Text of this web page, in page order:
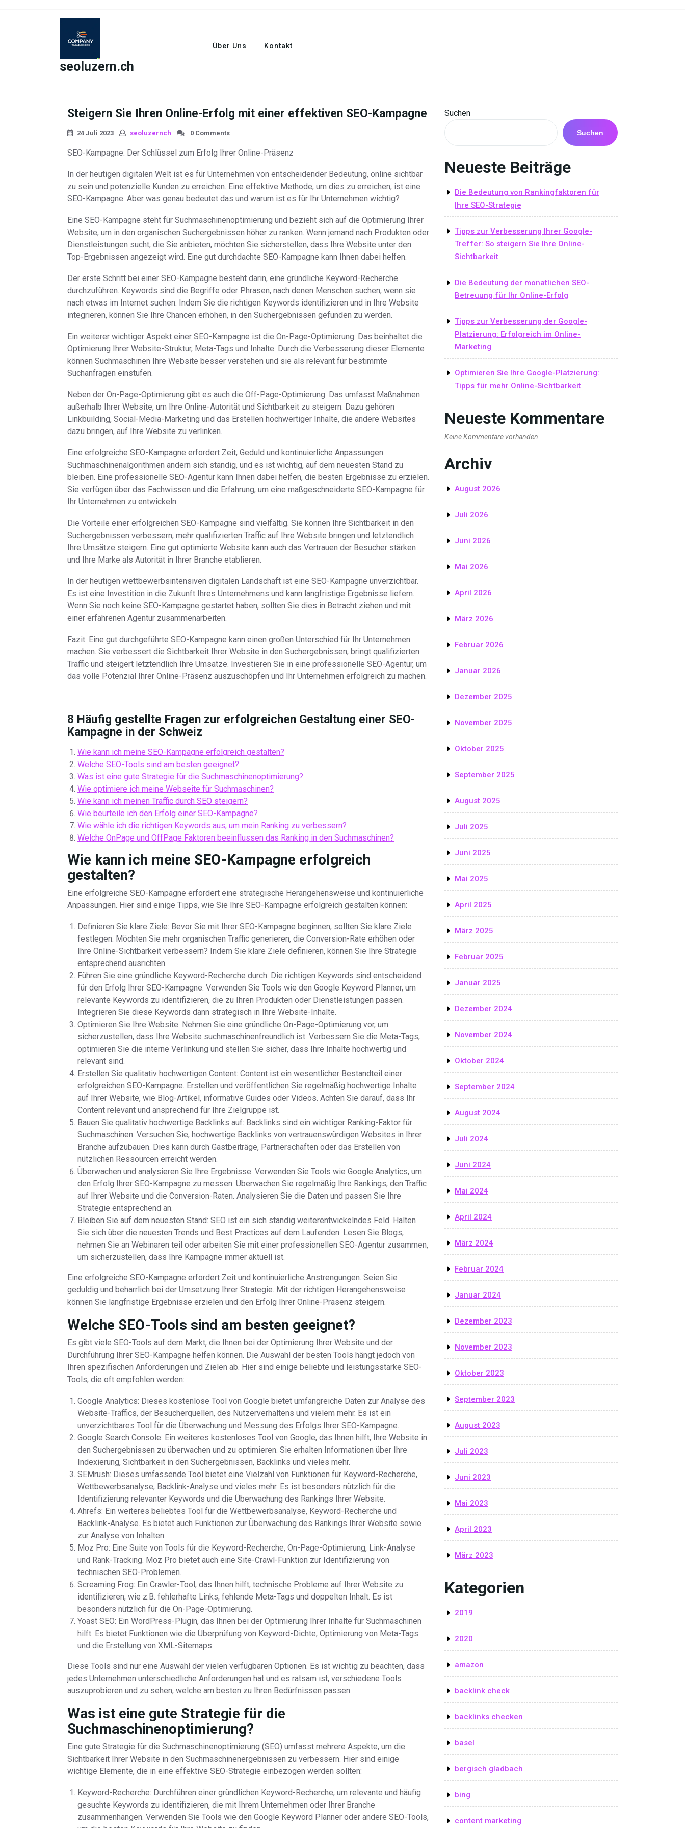
seoluzern.ch
Über Uns Kontakt
Steigern Sie Ihren Online-Erfolg mit einer effektiven SEO-Kampagne
24 Juli 2023 seoluzernch 0 Comments
SEO-Kampagne: Der Schlüssel zum Erfolg Ihrer Online-Präsenz
In der heutigen digitalen Welt ist es für Unternehmen von entscheidender Bedeutung, online sichtbar
zu sein und potenzielle Kunden zu erreichen. Eine effektive Methode, um dies zu erreichen, ist eine
SEO-Kampagne. Aber was genau bedeutet das und warum ist es für Ihr Unternehmen wichtig?
Eine SEO-Kampagne steht für Suchmaschinenoptimierung und bezieht sich auf die Optimierung Ihrer
Website, um in den organischen Suchergebnissen höher zu ranken. Wenn jemand nach Produkten oder
Dienstleistungen sucht, die Sie anbieten, möchten Sie sicherstellen, dass Ihre Website unter den
Top-Ergebnissen angezeigt wird. Eine gut durchdachte SEO-Kampagne kann Ihnen dabei helfen.
Der erste Schritt bei einer SEO-Kampagne besteht darin, eine gründliche Keyword-Recherche
durchzuführen. Keywords sind die Begriffe oder Phrasen, nach denen Menschen suchen, wenn sie
nach etwas im Internet suchen. Indem Sie die richtigen Keywords identifizieren und in Ihre Website
integrieren, können Sie Ihre Chancen erhöhen, in den Suchergebnissen gefunden zu werden.
Ein weiterer wichtiger Aspekt einer SEO-Kampagne ist die On-Page-Optimierung. Das beinhaltet die
Optimierung Ihrer Website-Struktur, Meta-Tags und Inhalte. Durch die Verbesserung dieser Elemente
können Suchmaschinen Ihre Website besser verstehen und sie als relevant für bestimmte
Suchanfragen einstufen.
Neben der On-Page-Optimierung gibt es auch die Off-Page-Optimierung. Das umfasst Maßnahmen
außerhalb Ihrer Website, um Ihre Online-Autorität und Sichtbarkeit zu steigern. Dazu gehören
Linkbuilding, Social-Media-Marketing und das Erstellen hochwertiger Inhalte, die andere Websites
dazu bringen, auf Ihre Website zu verlinken.
Eine erfolgreiche SEO-Kampagne erfordert Zeit, Geduld und kontinuierliche Anpassungen.
Suchmaschinenalgorithmen ändern sich ständig, und es ist wichtig, auf dem neuesten Stand zu
bleiben. Eine professionelle SEO-Agentur kann Ihnen dabei helfen, die besten Ergebnisse zu erzielen.
Sie verfügen über das Fachwissen und die Erfahrung, um eine maßgeschneiderte SEO-Kampagne für
Ihr Unternehmen zu entwickeln.
Die Vorteile einer erfolgreichen SEO-Kampagne sind vielfältig. Sie können Ihre Sichtbarkeit in den
Suchergebnissen verbessern, mehr qualifizierten Traffic auf Ihre Website bringen und letztendlich
Ihre Umsätze steigern. Eine gut optimierte Website kann auch das Vertrauen der Besucher stärken
und Ihre Marke als Autorität in Ihrer Branche etablieren.
In der heutigen wettbewerbsintensiven digitalen Landschaft ist eine SEO-Kampagne unverzichtbar.
Es ist eine Investition in die Zukunft Ihres Unternehmens und kann langfristige Ergebnisse liefern.
Wenn Sie noch keine SEO-Kampagne gestartet haben, sollten Sie dies in Betracht ziehen und mit
einer erfahrenen Agentur zusammenarbeiten.
Fazit: Eine gut durchgeführte SEO-Kampagne kann einen großen Unterschied für Ihr Unternehmen
machen. Sie verbessert die Sichtbarkeit Ihrer Website in den Suchergebnissen, bringt qualifizierten
Traffic und steigert letztendlich Ihre Umsätze. Investieren Sie in eine professionelle SEO-Agentur, um
das volle Potenzial Ihrer Online-Präsenz auszuschöpfen und Ihr Unternehmen erfolgreich zu machen.
8 Häufig gestellte Fragen zur erfolgreichen Gestaltung einer SEO-
Kampagne in der Schweiz
Wie kann ich meine SEO-Kampagne erfolgreich gestalten?
Welche SEO-Tools sind am besten geeignet?
Was ist eine gute Strategie für die Suchmaschinenoptimierung?
Wie optimiere ich meine Webseite für Suchmaschinen?
Wie kann ich meinen Traffic durch SEO steigern?
Wie beurteile ich den Erfolg einer SEO-Kampagne?
Wie wähle ich die richtigen Keywords aus, um mein Ranking zu verbessern?
Welche OnPage und OffPage Faktoren beeinflussen das Ranking in den Suchmaschinen?
Wie kann ich meine SEO-Kampagne erfolgreich
gestalten?
Eine erfolgreiche SEO-Kampagne erfordert eine strategische Herangehensweise und kontinuierliche
Anpassungen. Hier sind einige Tipps, wie Sie Ihre SEO-Kampagne erfolgreich gestalten können:
Definieren Sie klare Ziele: Bevor Sie mit Ihrer SEO-Kampagne beginnen, sollten Sie klare Ziele
festlegen. Möchten Sie mehr organischen Traffic generieren, die Conversion-Rate erhöhen oder
Ihre Online-Sichtbarkeit verbessern? Indem Sie klare Ziele definieren, können Sie Ihre Strategie
entsprechend ausrichten.
Führen Sie eine gründliche Keyword-Recherche durch: Die richtigen Keywords sind entscheidend
für den Erfolg Ihrer SEO-Kampagne. Verwenden Sie Tools wie den Google Keyword Planner, um
relevante Keywords zu identifizieren, die zu Ihren Produkten oder Dienstleistungen passen.
Integrieren Sie diese Keywords dann strategisch in Ihre Website-Inhalte.
Optimieren Sie Ihre Website: Nehmen Sie eine gründliche On-Page-Optimierung vor, um
sicherzustellen, dass Ihre Website suchmaschinenfreundlich ist. Verbessern Sie die Meta-Tags,
optimieren Sie die interne Verlinkung und stellen Sie sicher, dass Ihre Inhalte hochwertig und
relevant sind.
Erstellen Sie qualitativ hochwertigen Content: Content ist ein wesentlicher Bestandteil einer
erfolgreichen SEO-Kampagne. Erstellen und veröffentlichen Sie regelmäßig hochwertige Inhalte
auf Ihrer Website, wie Blog-Artikel, informative Guides oder Videos. Achten Sie darauf, dass Ihr
Content relevant und ansprechend für Ihre Zielgruppe ist.
Bauen Sie qualitativ hochwertige Backlinks auf: Backlinks sind ein wichtiger Ranking-Faktor für
Suchmaschinen. Versuchen Sie, hochwertige Backlinks von vertrauenswürdigen Websites in Ihrer
Branche aufzubauen. Dies kann durch Gastbeiträge, Partnerschaften oder das Erstellen von
nützlichen Ressourcen erreicht werden.
Überwachen und analysieren Sie Ihre Ergebnisse: Verwenden Sie Tools wie Google Analytics, um
den Erfolg Ihrer SEO-Kampagne zu messen. Überwachen Sie regelmäßig Ihre Rankings, den Traffic
auf Ihrer Website und die Conversion-Raten. Analysieren Sie die Daten und passen Sie Ihre
Strategie entsprechend an.
Bleiben Sie auf dem neuesten Stand: SEO ist ein sich ständig weiterentwickelndes Feld. Halten
Sie sich über die neuesten Trends und Best Practices auf dem Laufenden. Lesen Sie Blogs,
nehmen Sie an Webinaren teil oder arbeiten Sie mit einer professionellen SEO-Agentur zusammen,
um sicherzustellen, dass Ihre Kampagne immer aktuell ist.
Eine erfolgreiche SEO-Kampagne erfordert Zeit und kontinuierliche Anstrengungen. Seien Sie
geduldig und beharrlich bei der Umsetzung Ihrer Strategie. Mit der richtigen Herangehensweise
können Sie langfristige Ergebnisse erzielen und den Erfolg Ihrer Online-Präsenz steigern.
Welche SEO-Tools sind am besten geeignet?
Es gibt viele SEO-Tools auf dem Markt, die Ihnen bei der Optimierung Ihrer Website und der
Durchführung Ihrer SEO-Kampagne helfen können. Die Auswahl der besten Tools hängt jedoch von
Ihren spezifischen Anforderungen und Zielen ab. Hier sind einige beliebte und leistungsstarke SEO-
Tools, die oft empfohlen werden:
Google Analytics: Dieses kostenlose Tool von Google bietet umfangreiche Daten zur Analyse des
Website-Traffics, der Besucherquellen, des Nutzerverhaltens und vielem mehr. Es ist ein
unverzichtbares Tool für die Überwachung und Messung des Erfolgs Ihrer SEO-Kampagne.
Google Search Console: Ein weiteres kostenloses Tool von Google, das Ihnen hilft, Ihre Website in
den Suchergebnissen zu überwachen und zu optimieren. Sie erhalten Informationen über Ihre
Indexierung, Sichtbarkeit in den Suchergebnissen, Backlinks und vieles mehr.
SEMrush: Dieses umfassende Tool bietet eine Vielzahl von Funktionen für Keyword-Recherche,
Wettbewerbsanalyse, Backlink-Analyse und vieles mehr. Es ist besonders nützlich für die
Identifizierung relevanter Keywords und die Überwachung des Rankings Ihrer Website.
Ahrefs: Ein weiteres beliebtes Tool für die Wettbewerbsanalyse, Keyword-Recherche und
Backlink-Analyse. Es bietet auch Funktionen zur Überwachung des Rankings Ihrer Website sowie
zur Analyse von Inhalten.
Moz Pro: Eine Suite von Tools für die Keyword-Recherche, On-Page-Optimierung, Link-Analyse
und Rank-Tracking. Moz Pro bietet auch eine Site-Crawl-Funktion zur Identifizierung von
technischen SEO-Problemen.
Screaming Frog: Ein Crawler-Tool, das Ihnen hilft, technische Probleme auf Ihrer Website zu
identifizieren, wie z.B. fehlerhafte Links, fehlende Meta-Tags und doppelten Inhalt. Es ist
besonders nützlich für die On-Page-Optimierung.
Yoast SEO: Ein WordPress-Plugin, das Ihnen bei der Optimierung Ihrer Inhalte für Suchmaschinen
hilft. Es bietet Funktionen wie die Überprüfung von Keyword-Dichte, Optimierung von Meta-Tags
und die Erstellung von XML-Sitemaps.
Diese Tools sind nur eine Auswahl der vielen verfügbaren Optionen. Es ist wichtig zu beachten, dass
jedes Unternehmen unterschiedliche Anforderungen hat und es ratsam ist, verschiedene Tools
auszuprobieren und zu sehen, welche am besten zu Ihren Bedürfnissen passen.
Was ist eine gute Strategie für die
Suchmaschinenoptimierung?
Eine gute Strategie für die Suchmaschinenoptimierung (SEO) umfasst mehrere Aspekte, um die
Sichtbarkeit Ihrer Website in den Suchmaschinenergebnissen zu verbessern. Hier sind einige
wichtige Elemente, die in eine effektive SEO-Strategie einbezogen werden sollten:
Keyword-Recherche: Durchführen einer gründlichen Keyword-Recherche, um relevante und häufig
gesuchte Keywords zu identifizieren, die mit Ihrem Unternehmen oder Ihrer Branche
zusammenhängen. Verwenden Sie Tools wie den Google Keyword Planner oder andere SEO-Tools,
Suchen
Suchen
Neueste Beiträge
Die Bedeutung von Rankingfaktoren für
Ihre SEO-Strategie
Tipps zur Verbesserung Ihrer Google-
Treffer: So steigern Sie Ihre Online-
Sichtbarkeit
Die Bedeutung der monatlichen SEO-
Betreuung für Ihr Online-Erfolg
Tipps zur Verbesserung der Google-
Platzierung: Erfolgreich im Online-
Marketing
Optimieren Sie Ihre Google-Platzierung:
Tipps für mehr Online-Sichtbarkeit
Neueste Kommentare
Keine Kommentare vorhanden.
Archiv
August 2026
Juli 2026
Juni 2026
Mai 2026
April 2026
März 2026
Februar 2026
Januar 2026
Dezember 2025
November 2025
Oktober 2025
September 2025
August 2025
Juli 2025
Juni 2025
Mai 2025
April 2025
März 2025
Februar 2025
Januar 2025
Dezember 2024
November 2024
Oktober 2024
September 2024
August 2024
Juli 2024
Juni 2024
Mai 2024
April 2024
März 2024
Februar 2024
Januar 2024
Dezember 2023
November 2023
Oktober 2023
September 2023
August 2023
Juli 2023
Juni 2023
Mai 2023
April 2023
März 2023
Kategorien
2019
2020
amazon
backlink check
backlinks checken
basel
bergisch gladbach
bing
content marketing